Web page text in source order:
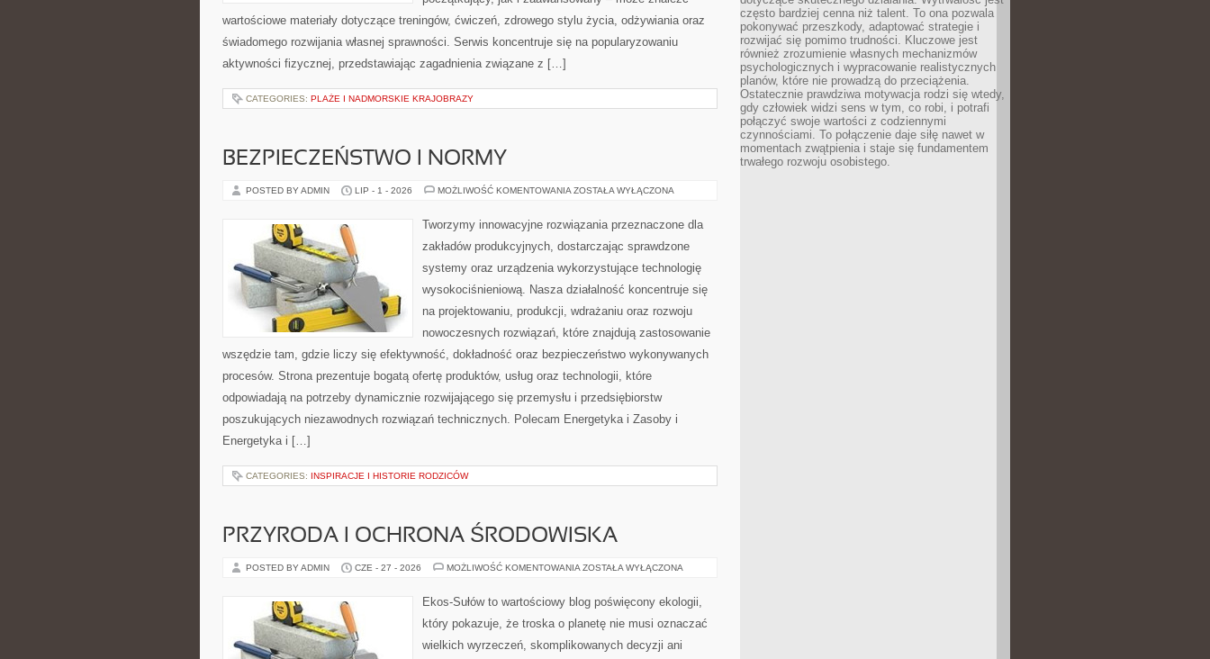
wartościowe materiały dotyczące treningów, ćwiczeń, zdrowego stylu życia, odżywiania oraz
świadomego rozwijania własnej sprawności. Serwis koncentruje się na popularyzowaniu
aktywności fizycznej, przedstawiając zagadnienia związane z […]
CATEGORIES: PLAŻE I NADMORSKIE KRAJOBRAZY
BEZPIECZEŃSTWO I NORMY
POSTED BY ADMIN LIP - 1 - 2026 MOŻLIWOŚĆ KOMENTOWANIA BEZPIECZEŃSTWO
ZOSTAŁA WYŁĄCZONA
Tworzymy innowacyjne rozwiązania przeznaczone dla
zakładów produkcyjnych, dostarczając sprawdzone
systemy oraz urządzenia wykorzystujące technologię
wysokociśnieniową. Nasza działalność koncentruje się
na projektowaniu, produkcji, wdrażaniu oraz rozwoju
nowoczesnych rozwiązań, które znajdują zastosowanie
wszędzie tam, gdzie liczy się efektywność, dokładność oraz bezpieczeństwo wykonywanych
procesów. Strona prezentuje bogatą ofertę produktów, usług oraz technologii, które
odpowiadają na potrzeby dynamicznie rozwijającego się przemysłu i przedsiębiorstw
poszukujących niezawodnych rozwiązań technicznych. Polecam Energetyka i Zasoby i
Energetyka i […]
CATEGORIES: INSPIRACJE I HISTORIE RODZICÓW
PRZYRODA I OCHRONA ŚRODOWISKA
POSTED BY ADMIN CZE - 27 - 2026 MOŻLIWOŚĆ KOMENTOWANIA PRZYRODA
ŚRODOWISKA
ZOSTAŁA WYŁĄCZONA
Ekos-Sułów to wartościowy blog poświęcony ekologii,
który pokazuje, że troska o planetę nie musi oznaczać
wielkich wyrzeczeń, skomplikowanych decyzji ani
często bardziej cenna niż talent. To ona pozwala
pokonywać przeszkody, adaptować strategie i
rozwijać się pomimo trudności. Kluczowe jest
również zrozumienie własnych mechanizmów
psychologicznych i wypracowanie realistycznych
planów, które nie prowadzą do przeciążenia.
Ostatecznie prawdziwa motywacja rodzi się wtedy,
gdy człowiek widzi sens w tym, co robi, i potrafi
połączyć swoje wartości z codziennymi
czynnościami. To połączenie daje siłę nawet w
momentach zwątpienia i staje się fundamentem
trwałego rozwoju osobistego.